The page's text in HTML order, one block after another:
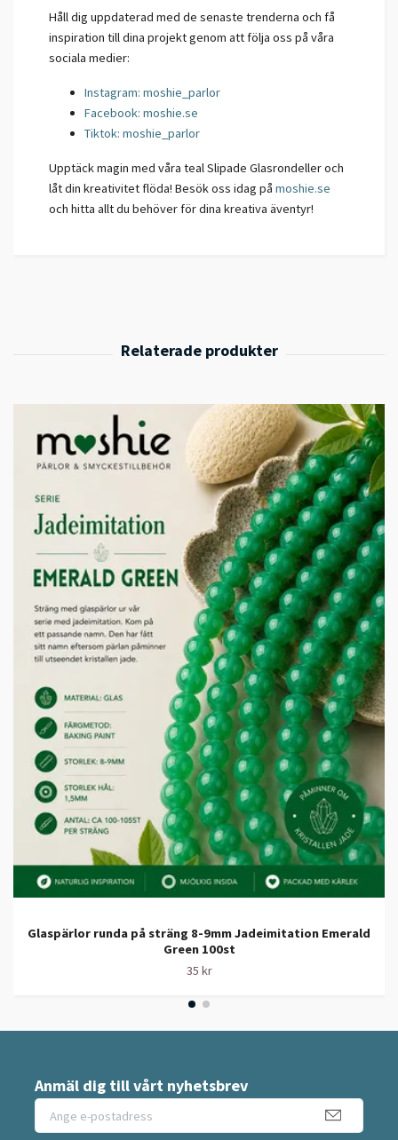
Håll dig uppdaterad med de senaste trenderna och få
inspiration till dina projekt genom att följa oss på våra
sociala medier:
Instagram: moshie_parlor
Facebook: moshie.se
Tiktok: moshie_parlor
Upptäck magin med våra teal Slipade Glasrondeller och
låt din kreativitet flöda! Besök oss idag på moshie.se
och hitta allt du behöver för dina kreativa äventyr!
Glaspärlor runda på sträng 8-9mm Jadeimitation Emerald
Green 100st
35 kr
Anmäl dig till vårt nyhetsbrev